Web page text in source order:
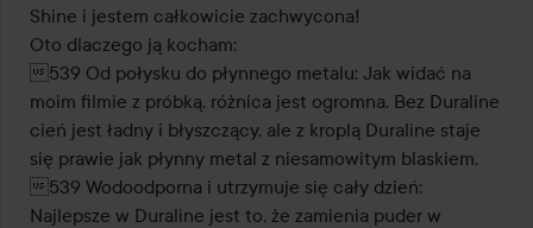
Shine i jestem całkowicie zachwycona!
Oto dlaczego ją kocham:
539 Od połysku do płynnego metalu: Jak widać na
moim filmie z próbką, różnica jest ogromna. Bez Duraline
cień jest ładny i błyszczący, ale z kroplą Duraline staje
się prawie jak płynny metal z niesamowitym blaskiem.
539 Wodoodporna i utrzymuje się cały dzień:
Najlepsze w Duraline jest to, że zamienia puder w